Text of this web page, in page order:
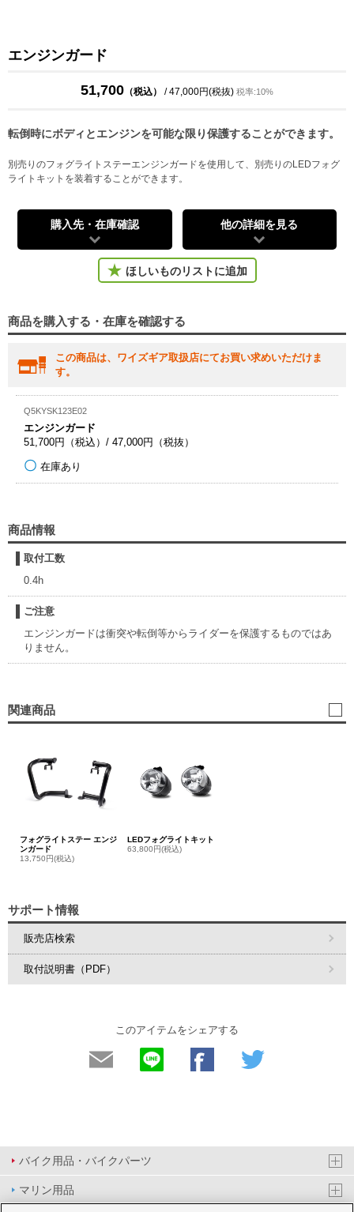
エンジンガード
51,700 （税込） / 47,000円(税抜) 税率:10%
転倒時にボディとエンジンを可能な限り保護することができます。
別売りのフォグライトステーエンジンガードを使用して、別売りのLEDフォグ
ライトキットを装着することができます。
購入先・在庫確認 他の詳細を見る
ほしいものリストに追加
商品を購入する・在庫を確認する
この商品は、ワイズギア取扱店にてお買い求めいただけま
す。
Q5KYSK123E02
エンジンガード
51,700円（税込）/ 47,000円（税抜）
在庫あり
商品情報
取付工数
0.4h
ご注意
エンジンガードは衝突や転倒等からライダーを保護するものではあ
りません。
関連商品
フォグライトステー エンジ
ンガード
13,750円(税込)
LEDフォグライトキット
63,800円(税込)
サポート情報
販売店検索
取付説明書（PDF）
このアイテムをシェアする
バイク用品・バイクパーツ
マリン用品